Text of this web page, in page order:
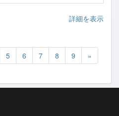
詳細を表示
5 6 7 8 9 »